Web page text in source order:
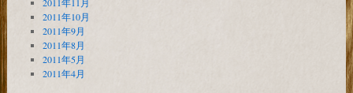
2011年11月
2011年10月
2011年9月
2011年8月
2011年5月
2011年4月